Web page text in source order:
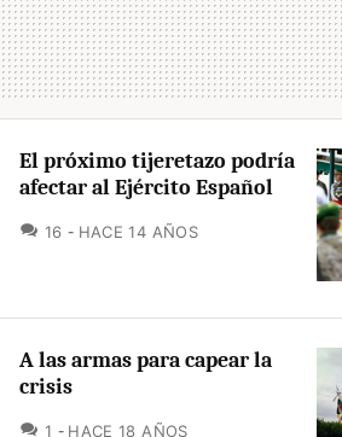
El próximo tijeretazo podría
afectar al Ejército Español
16 COMENTARIOS
HACE 14 AÑOS
A las armas para capear la
crisis
1 COMENTARIOS
HACE 18 AÑOS